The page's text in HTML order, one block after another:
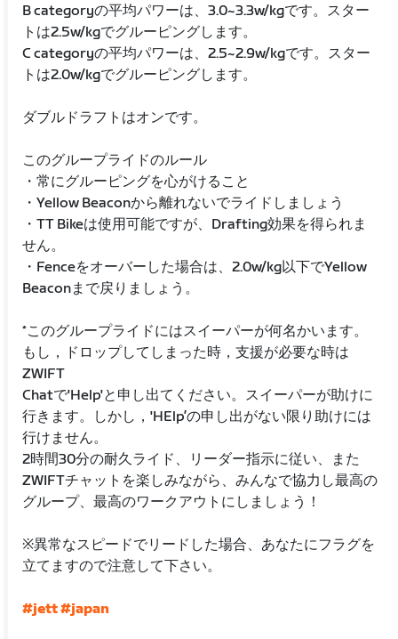
B categoryの平均パワーは、3.0~3.3w/kgです。スター
トは2.5w/kgでグルーピングします。
C categoryの平均パワーは、2.5~2.9w/kgです。スター
トは2.0w/kgでグルーピングします。
ダブルドラフトはオンです。
このグループライドのルール
・常にグルーピングを心がけること
・Yellow Beaconから離れないでライドしましょう
・TT Bikeは使用可能ですが、Drafting効果を得られま
せん。
・Fenceをオーバーした場合は、2.0w/kg以下でYellow
Beaconまで戻りましょう。
*このグループライドにはスイーパーが何名かいます。
もし，ドロップしてしまった時，支援が必要な時は
ZWIFT
Chatで'Help'と申し出てください。スイーパーが助けに
行きます。しかし，'HElp’の申し出がない限り助けには
行けません。
2時間30分の耐久ライド、リーダー指示に従い、また
ZWIFTチャットを楽しみながら、みんなで協力し最高の
グループ、最高のワークアウトにしましょう！
※異常なスピードでリードした場合、あなたにフラグを
立てますので注意して下さい。
#jett#japan